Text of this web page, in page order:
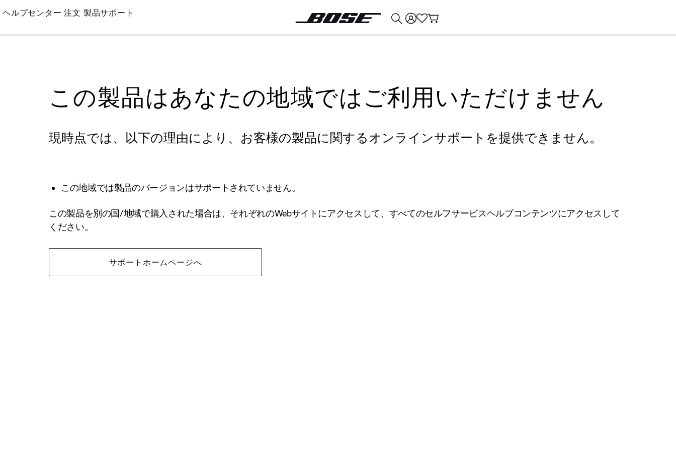
Skip
Main
ヘルプセンター 注文 製品サポート
この製品はあなたの地域ではご利用いただけません
現時点では、以下の理由により、お客様の製品に関するオンラインサポートを提供できません。
この地域では製品のバージョンはサポートされていません。
この製品を別の国/地域で購入された場合は、それぞれのWebサイトにアクセスして、すべてのセルフサービスヘルプコンテンツにアクセスして
ください。
サポートホームページへ